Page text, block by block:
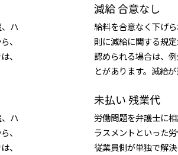
ハ
、
、
減給 合意なし
給料を合意なく下げ
則に減給に関する規
認められる場合は、
とがあります。減給
ハ
、
、
未払い 残業代
労働問題を弁護士に
ラスメントといった
従業員側が単独で解